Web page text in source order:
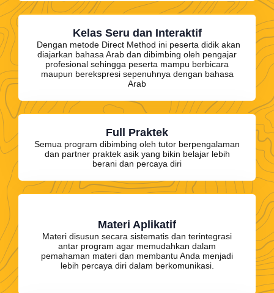
Kelas Seru dan Interaktif
Dengan metode Direct Method ini peserta didik akan
diajarkan bahasa Arab dan dibimbing oleh pengajar
profesional sehingga peserta mampu berbicara
maupun berekspresi sepenuhnya dengan bahasa
Arab
Full Praktek
Semua program dibimbing oleh tutor berpengalaman
dan partner praktek asik yang bikin belajar lebih
berani dan percaya diri
Materi Aplikatif
Materi disusun secara sistematis dan terintegrasi
antar program agar memudahkan dalam
pemahaman materi dan membantu Anda menjadi
lebih percaya diri dalam berkomunikasi.